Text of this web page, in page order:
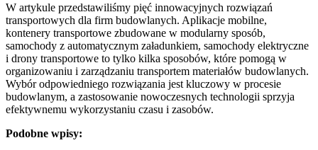
W artykule przedstawiliśmy pięć innowacyjnych rozwiązań
transportowych dla firm budowlanych. Aplikacje mobilne,
kontenery transportowe zbudowane w modularny sposób,
samochody z automatycznym załadunkiem, samochody elektryczne
i drony transportowe to tylko kilka sposobów, które pomogą w
organizowaniu i zarządzaniu transportem materiałów budowlanych.
Wybór odpowiedniego rozwiązania jest kluczowy w procesie
budowlanym, a zastosowanie nowoczesnych technologii sprzyja
efektywnemu wykorzystaniu czasu i zasobów.
Podobne wpisy: